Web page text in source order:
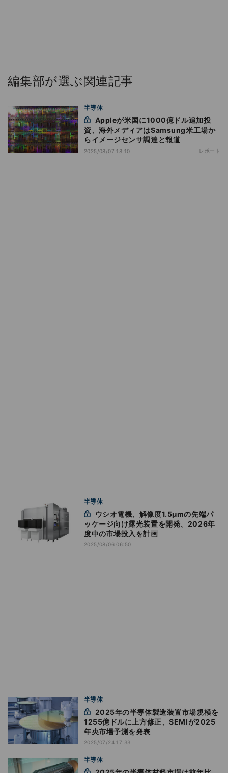
編集部が選ぶ関連記事
半導体
資、海外メディアはSamsung米工場か
らイメージセンサ調達と報道
2025/08/07 18:10 レポート
半導体
ッケージ向け露光装置を開発、2026年
度中の市場投入を計画
2025/08/06 06:50
半導体
1255億ドルに上方修正、SEMIが2025
年央市場予測を発表
2025/07/24 17:33
半導体